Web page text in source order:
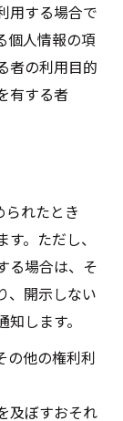
用する場合で
個人情報の項
者の利用目的
有する者
られたとき
。ただし、
る場合は、そ
、開示しない
します。
の他の権利利
及ぼすおそれ